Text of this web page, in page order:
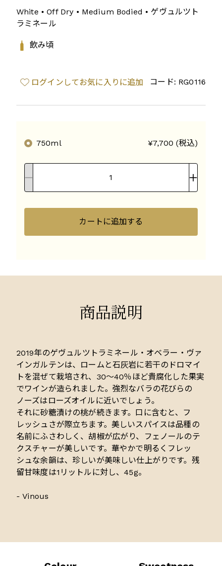
White • Off Dry • Medium Bodied • ゲヴュルツト
ラミネール
飲み頃
ログインしてお気に入りに追加 コード: RG0116
750ml ¥7,700 (税込)
カートに追加する
商品説明
2019年のゲヴュルツトラミネール・ オベラー・ヴァ
インガルテンは、ロームと石灰岩に若干のドロマイ
トを混ぜて栽培され、30～40％ほど貴腐化した果実
でワインが造られました。強烈なバラの花びらの
ノーズはローズオイルに近いでしょう。
それに砂糖漬けの桃が続きます。口に含むと、フ
レッシュさが際立ちます。美しいスパイスは品種の
名前にふさわしく、胡椒が広がり、フェノールのテ
クスチャーが美しいです。華やかで明るくフレッ
シュな余韻は、珍しいが美味しい仕上がりです。残
留甘味度は1リットルに対し、45g。
- Vinous